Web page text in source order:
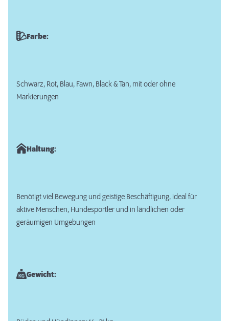
Farbe:
Schwarz, Rot, Blau, Fawn, Black & Tan, mit oder ohne
Markierungen
Haltung:
Benötigt viel Bewegung und geistige Beschäftigung, ideal für
aktive Menschen, Hundesportler und in ländlichen oder
geräumigen Umgebungen
Gewicht: